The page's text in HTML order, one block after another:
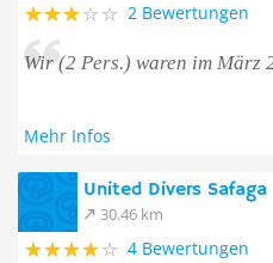
2 Bewertungen
Wir (2 Pers.) waren im März
Mehr Infos
United Divers Safaga
30.46 km
4 Bewertungen